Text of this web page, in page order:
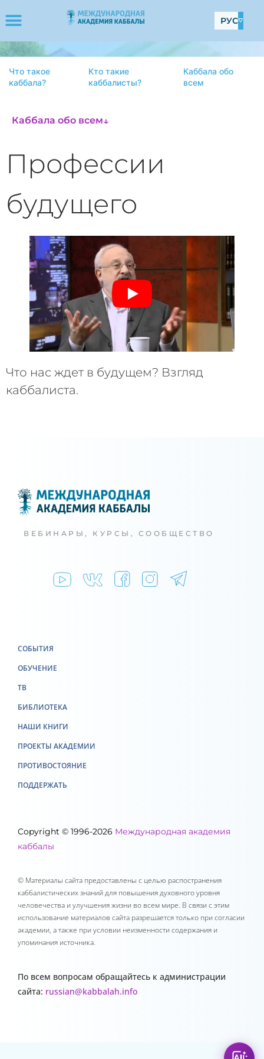
РУС
Что такое
каббала?
Кто такие
каббалисты?
Каббала обо
всем
Каббала обо всем↓
Профессии
будущего
Что нас ждет в будущем? Взгляд
каббалиста.
ВЕБИНАРЫ, КУРСЫ, СООБЩЕСТВО
Copyright © 1996-2026 Международная академия
каббалы
© Материалы сайта предоставлены с целью распостранения
каббалистических знаний для повышения духовного уровня
человечества и улучшения жизни во всем мире. В связи с этим
использование материалов сайта разрешается только при согласии
академии, а также при условии неизменности содержания и
упоминания источника.
По всем вопросам обращайтесь к администрации
сайта: russian@kabbalah.info
СОБЫТИЯ
ОБУЧЕНИЕ
ТВ
БИБЛИОТЕКА
НАШИ КНИГИ
ПРОЕКТЫ АКАДЕМИИ
ПРОТИВОСТОЯНИЕ
ПОДДЕРЖАТЬ